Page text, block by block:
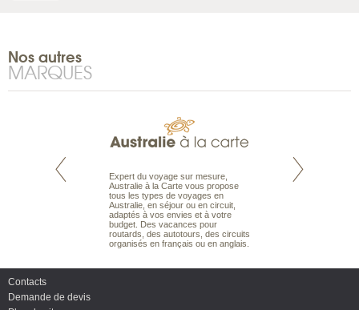
Nos autres
MARQUES
est le spécialiste
Expert du voyage sur mesure,
Australie à la Carte vous propose
tous les types de voyages en
Australie, en séjour ou en circuit,
adaptés à vos envies et à votre
budget. Des vacances pour
routards, des autotours, des circuits
organisés en français ou en anglais.
Parce qu’ils sont
Contacts
Demande de devis